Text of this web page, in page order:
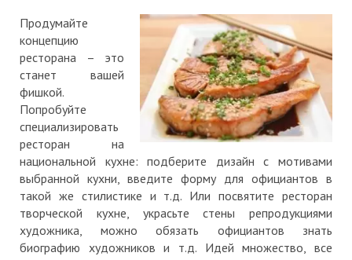
Продумайте
концепцию
ресторана – это
станет вашей
фишкой.
Попробуйте
специализировать
ресторан на
национальной кухне: подберите дизайн с мотивами
выбранной кухни, введите форму для официантов в
такой же стилистике и т.д. Или посвятите ресторан
творческой кухне, украсьте стены репродукциями
художника, можно обязать официантов знать
биографию художников и т.д. Идей множество, все